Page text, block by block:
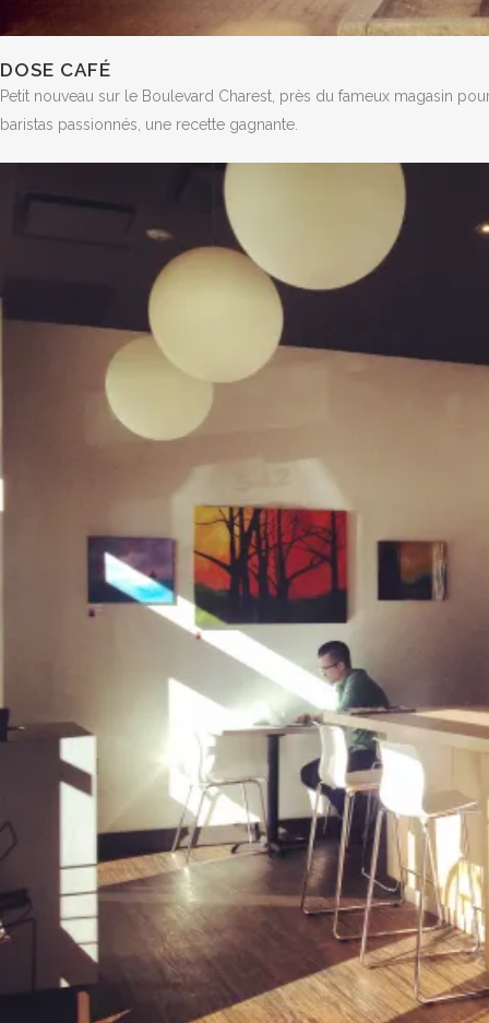
DOSE CAFÉ
Petit nouveau sur le Boulevard Charest, près du fameux magasin
baristas passionnés, une recette gagnante.